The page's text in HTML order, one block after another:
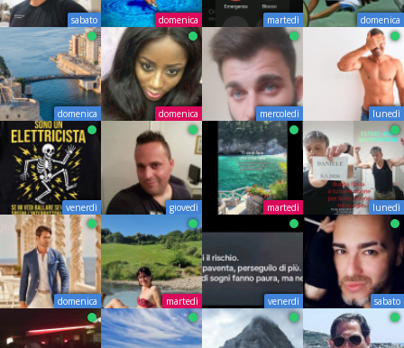
sabato domenica martedì domenica
domenica domenica mercoledì lunedì
venerdì giovedì martedì lunedì
domenica martedì venerdì sabato